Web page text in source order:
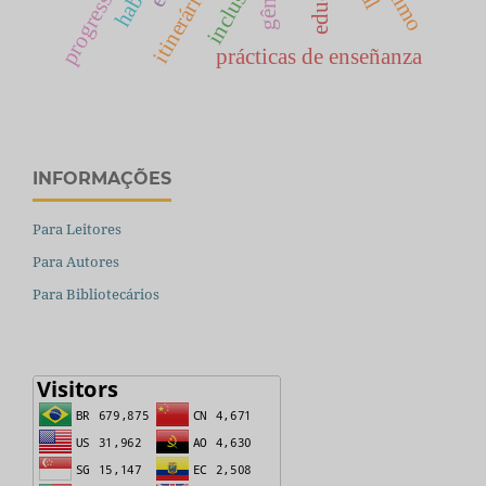
prácticas de enseñanza
INFORMAÇÕES
Para Leitores
Para Autores
Para Bibliotecários